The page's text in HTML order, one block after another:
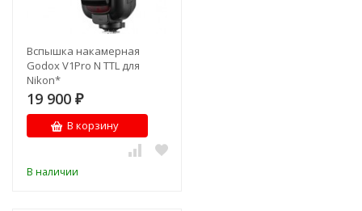
Вспышка накамерная
Godox V1Pro N TTL для
Nikon*
19 900 ₽
В корзину
В наличии